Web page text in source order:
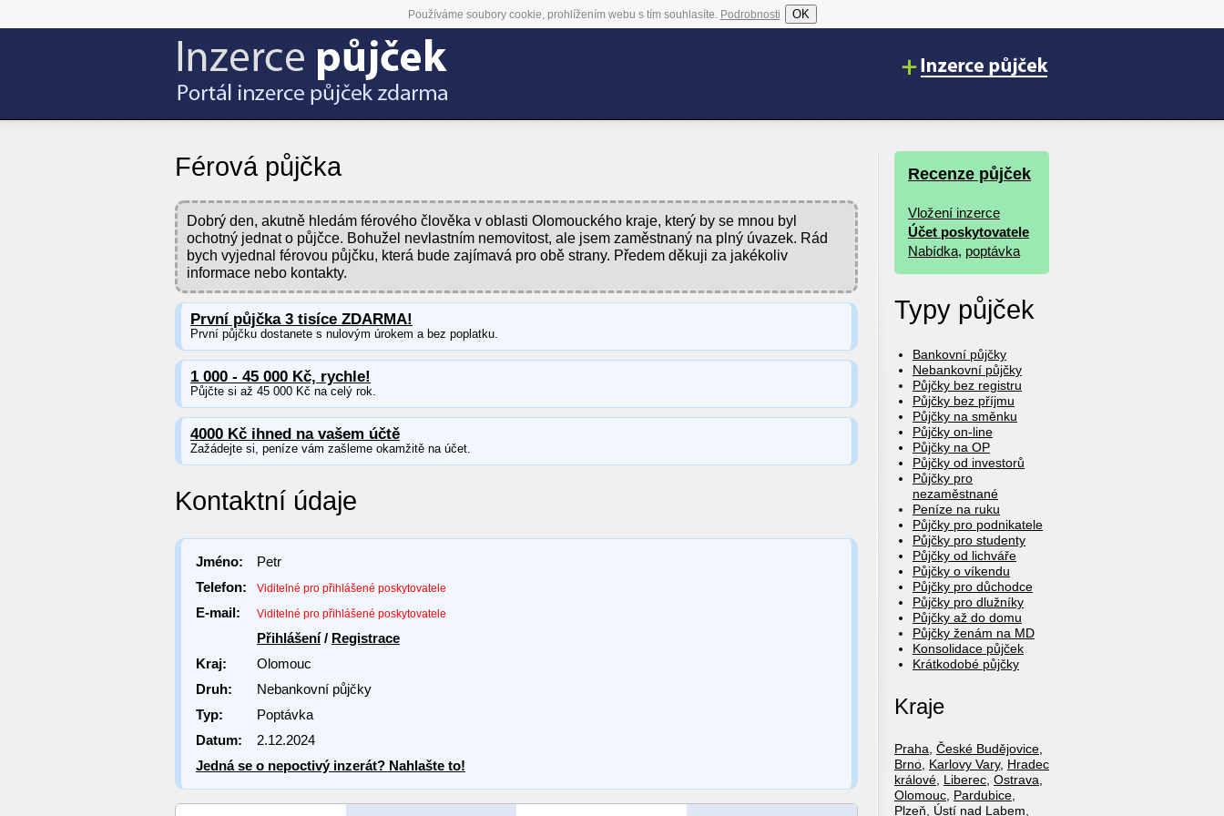
Používáme soubory cookie, prohlížením webu s tím souhlasíte. Podrobnosti OK
Férová půjčka
Dobrý den, akutně hledám férového člověka v oblasti Olomouckého kraje, který by se mnou byl
ochotný jednat o půjčce. Bohužel nevlastním nemovitost, ale jsem zaměstnaný na plný úvazek. Rád
bych vyjednal férovou půjčku, která bude zajímavá pro obě strany. Předem děkuji za jakékoliv
informace nebo kontakty.
První půjčka 3 tisíce ZDARMA!
První půjčku dostanete s nulovým úrokem a bez poplatku.
1 000 - 45 000 Kč, rychle!
Půjčte si až 45 000 Kč na celý rok.
4000 Kč ihned na vašem účtě
Zažádejte si, peníze vám zašleme okamžitě na účet.
Kontaktní údaje
Jméno:
Petr
Telefon:
Viditelné pro přihlášené poskytovatele
E-mail: Viditelné pro přihlášené poskytovatele
Přihlášení/ Registrace
Kraj:
Olomouc
Druh:
Nebankovní půjčky
Typ:
Poptávka
Datum:
2.12.2024
Jedná se o nepoctivý inzerát? Nahlašte to!
Recenze půjček
Vložení inzerce
Účet poskytovatele
Nabídka, poptávka
Typy půjček
Bankovní půjčky
Nebankovní půjčky
Půjčky bez registru
Půjčky bez příjmu
Půjčky na směnku
Půjčky on-line
Půjčky na OP
Půjčky od investorů
Půjčky pro
nezaměstnané
Peníze na ruku
Půjčky pro podnikatele
Půjčky pro studenty
Půjčky od lichváře
Půjčky o víkendu
Půjčky pro důchodce
Půjčky pro dlužníky
Půjčky až do domu
Půjčky ženám na MD
Konsolidace půjček
Krátkodobé půjčky
Kraje
Praha, České Budějovice,
Brno, Karlovy Vary, Hradec
králové, Liberec, Ostrava,
Olomouc, Pardubice,
Plzeň, Ústí nad Labem,